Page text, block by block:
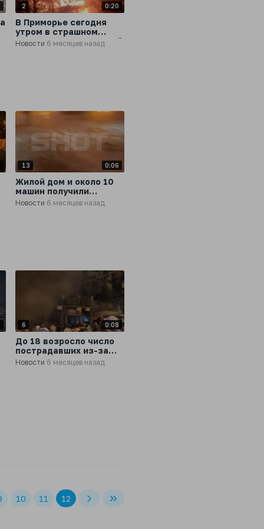
2 0:20
В Приморье сегодня
утром в страшном
пожаре сгорел частный
дом - из огня вытащили
Новости 6 месяцев назад
13 0:06
Жилой дом и около 10
машин получили
сильные повреждения
после серии взрывов в
Новости 6 месяцев назад
6 0:08
До 18 возросло число
пострадавших из-за
пожара в ТЦ в
Новости 6 месяцев назад
10 11 12